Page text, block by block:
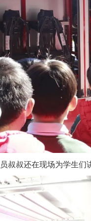
叔叔还在现场为学生们